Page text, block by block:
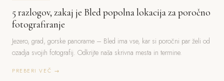
5 razlogov, zakaj je Bled popolna lokacija za poročno
fotografiranje
Jezero, grad, gorske panorame – Bled ima vse, kar si poročni par želi od
ozadja svojih fotografij. Odkrijte naša skrivna mesta in termine.
PREBERI VEČ →